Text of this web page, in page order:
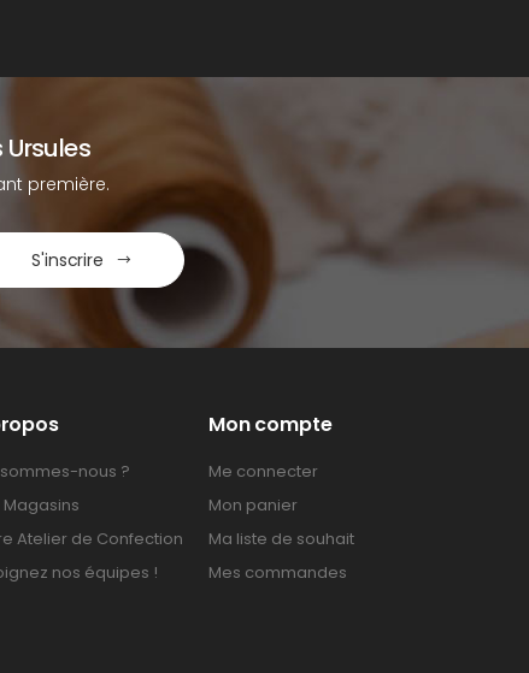
première.
S'inscrire
nous ?
Magasins
Atelier de Confection
nos équipes !
Mon compte
Me connecter
Mon panier
Ma liste de souhait
Mes commandes